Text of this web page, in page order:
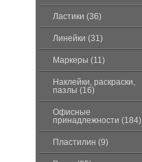
Ластики (36)
Линейки (31)
Маркеры (11)
Наклейки, раскраски,
пазлы (16)
Офисные
принадлежности (184)
Пластилин (9)